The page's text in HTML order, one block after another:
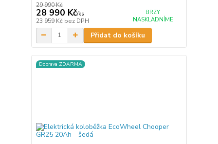
29 990 Kč
28 990 Kč/ks
23 959 Kč bez DPH
BRZY
NASKLADNÍME
Přidat do košíku
Doprava ZDARMA